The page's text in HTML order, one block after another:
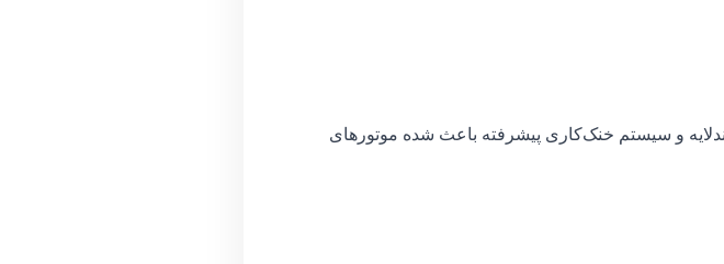
و سیستم خنک‌کاری پیشرفته باعث شده موتورهای